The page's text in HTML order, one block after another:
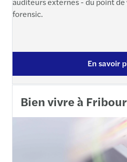
forensic.
En savoir
Bien vivre à